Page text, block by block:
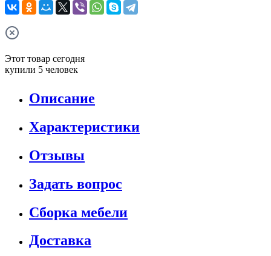
Этот товар сегодня
купили 5 человек
Описание
Характеристики
Отзывы
Задать вопрос
Сборка мебели
Доставка